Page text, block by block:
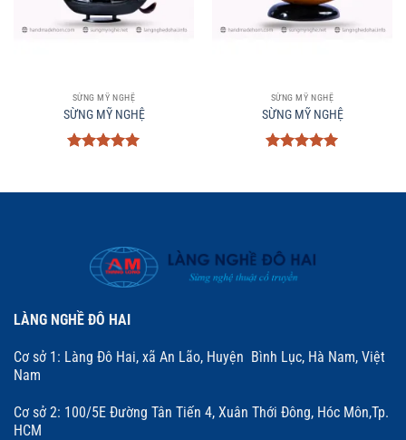
SỪNG MỸ NGHỆ
SỪNG MỸ NGHỆ
sao
SỪNG MỸ NGHỆ
SỪNG MỸ NGHỆ
sao
LÀNG NGHỀ ĐÔ HAI
Cơ sở 1: Làng Đô Hai, xã An Lão, Huyện Bình Lục, Hà Nam, Việt
Nam
Cơ sở 2: 100/5E Đường Tân Tiến 4, Xuân Thới Đông, Hóc Môn,Tp.
HCM